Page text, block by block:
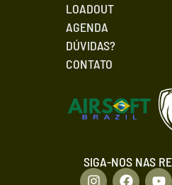
LOADOUT
AGENDA
DÚVIDAS?
CONTATO
SIGA-NOS NAS